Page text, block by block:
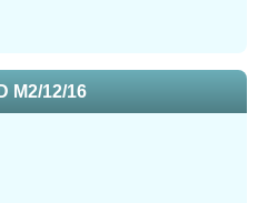
M2/12/16